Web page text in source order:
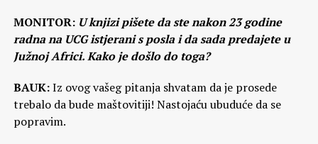
MONITOR: U knjizi pišete da ste nakon 23 godine
radna na UCG istjerani s posla i da sada predajete u
Južnoj Africi. Kako je došlo do toga?
BAUK:Iz ovog vašeg pitanja shvatam da je prosede
trebalo da bude maštovitiji! Nastojaću ubuduće da se
popravim.